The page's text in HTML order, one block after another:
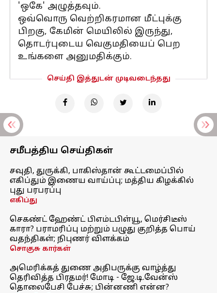
'ஒகே' அழுத்தவும்.
ஒவ்வொரு வெற்றிகரமான மீட்புக்கு
பிறகு, கேமின் மெயிலில் இருந்து,
தொடர்புடைய வெகுமதியைப் பெற
உங்களை அனுமதிக்கும்.
செய்தி இத்துடன் முடிவடைந்தது
சமீபத்திய செய்திகள்
சவுதி, துருக்கி, பாகிஸ்தான் கூட்டமைப்பில்
எகிப்தும் இணைய வாய்ப்பு; மத்திய கிழக்கில்
புது பரபரப்பு
எகிப்து
செகண்ட் ஹேண்ட் பிஎம்டபிள்யூ, மெர்சிடீஸ்
காரா? பராமரிப்பு மற்றும் பழுது குறித்த பொய்
வதந்திகள்; நிபுணர் விளக்கம்
சொகுசு கார்கள்
அமெரிக்கத் துணை அதிபருக்கு வாழ்த்து
தெரிவித்த பிரதமர்! மோடி - ஜே.டி.வேன்ஸ்
தொலைபேசி பேச்சு; பின்னணி என்ன?